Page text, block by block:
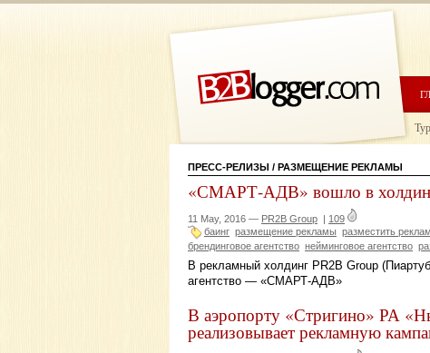
ПРЕСС-РЕЛИЗЫ / РАЗМЕЩЕНИЕ РЕКЛАМЫ
«СМАРТ-АДВ» вошло в
11 May, 2016 — PR2B Group | 109
баинг размещение рекламы разместить
брендинговое агентство нейминговое агентство
В рекламный холдинг PR2B Group
агентство — «СМАРТ-АДВ»
В аэропорту «Стригино» РА
реализовывает рекламную